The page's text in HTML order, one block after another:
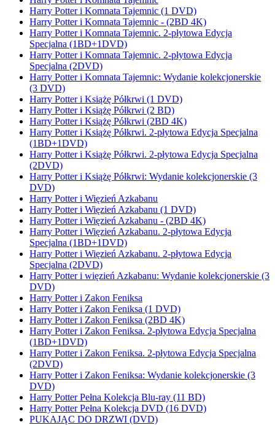
Harry Potter i Komnata Tajemnic (1 DVD)
Harry Potter i Komnata Tajemnic - (2BD 4K)
Harry Potter i Komnata Tajemnic. 2-płytowa Edycja
Specjalna (1BD+1DVD)
Harry Potter i Komnata Tajemnic. 2-płytowa Edycja
Specjalna (2DVD)
Harry Potter i Komnata Tajemnic: Wydanie kolekcjonerskie
(3 DVD)
Harry Potter i Książę Półkrwi (1 DVD)
Harry Potter i Książę Półkrwi (2 BD)
Harry Potter i Książę Półkrwi (2BD 4K)
Harry Potter i Książę Półkrwi. 2-płytowa Edycja Specjalna
(1BD+1DVD)
Harry Potter i Książę Półkrwi. 2-płytowa Edycja Specjalna
(2DVD)
Harry Potter i Książę Półkrwi: Wydanie kolekcjonerskie (3
DVD)
Harry Potter i Więzień Azkabanu
Harry Potter i Więzień Azkabanu (1 DVD)
Harry Potter i Więzień Azkabanu - (2BD 4K)
Harry Potter i Więzień Azkabanu. 2-płytowa Edycja
Specjalna (1BD+1DVD)
Harry Potter i Więzień Azkabanu. 2-płytowa Edycja
Specjalna (2DVD)
Harry Potter i więzień Azkabanu: Wydanie kolekcjonerskie (3
DVD)
Harry Potter i Zakon Feniksa
Harry Potter i Zakon Feniksa (1 DVD)
Harry Potter i Zakon Feniksa (2BD 4K)
Harry Potter i Zakon Feniksa. 2-płytowa Edycja Specjalna
(1BD+1DVD)
Harry Potter i Zakon Feniksa. 2-płytowa Edycja Specjalna
(2DVD)
Harry Potter i Zakon Feniksa: Wydanie kolekcjonerskie (3
DVD)
Harry Potter Pełna Kolekcja Blu-ray (11 BD)
Harry Potter Pełna Kolekcja DVD (16 DVD)
PUKAJĄC DO DRZWI (DVD)